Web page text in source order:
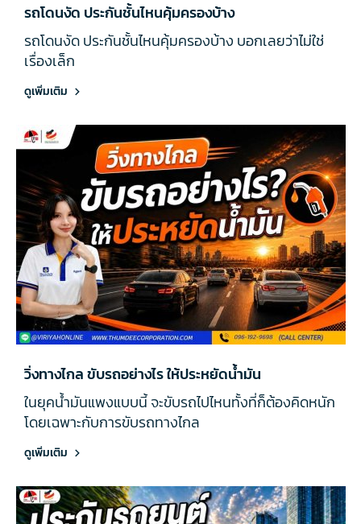
รถโดนงัด ประกันชั้นไหนคุ้มครองบ้าง
รถโดนงัด ประกันชั้นไหนคุ้มครองบ้าง บอกเลยว่าไม่ใช่
เรื่องเล็ก
ดูเพิ่มเติม
วิ่งทางไกล ขับรถอย่างไร ให้ประหยัดน้ำมัน
ในยุคน้ำมันแพงแบบนี้ จะขับรถไปไหนทั้งที่ก็ต้องคิดหนัก
โดยเฉพาะกับการขับรถทางไกล
ดูเพิ่มเติม